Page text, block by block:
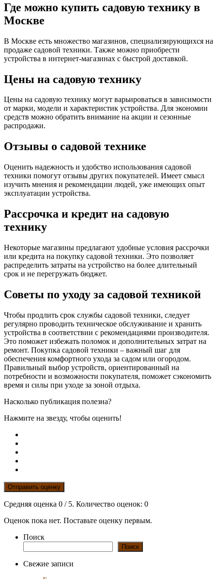
Где можно купить садовую технику в
Москве
В Москве есть множество магазинов, специализирующихся на
продаже садовой техники. Также можно приобрести
устройства в интернет-магазинах с быстрой доставкой.
Цены на садовую технику
Цены на садовую технику могут варьироваться в зависимости
от марки, модели и характеристик устройства. Для экономии
средств можно обратить внимание на акции и сезонные
распродажи.
Отзывы о садовой технике
Оценить надежность и удобство использования садовой
техники помогут отзывы других покупателей. Имеет смысл
изучить мнения и рекомендации людей, уже имеющих опыт
эксплуатации устройства.
Рассрочка и кредит на садовую
технику
Некоторые магазины предлагают удобные условия рассрочки
или кредита на покупку садовой техники. Это позволяет
распределить затраты на устройство на более длительный
срок и не перегружать бюджет.
Советы по уходу за садовой техникой
Чтобы продлить срок службы садовой техники, следует
регулярно проводить техническое обслуживание и хранить
устройства в соответствии с рекомендациями производителя.
Это поможет избежать поломок и дополнительных затрат на
ремонт. Покупка садовой техники – важный шаг для
обеспечения комфортного ухода за садом или огородом.
Правильный выбор устройств, ориентированный на
потребности и возможности покупателя, поможет сэкономить
время и силы при уходе за зоной отдыха.
Насколько публикация полезна?
Нажмите на звезду, чтобы оценить!
Отправить оценку
Средняя оценка 0 / 5. Количество оценок: 0
Оценок пока нет. Поставьте оценку первым.
Поиск
Поиск
Свежие записи